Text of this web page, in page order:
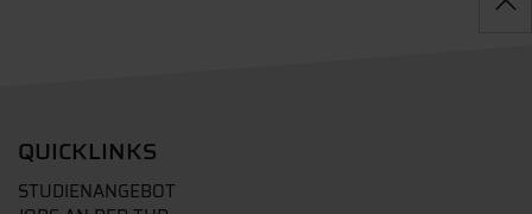
QUICKLINKS
STUDIENANGEBOT